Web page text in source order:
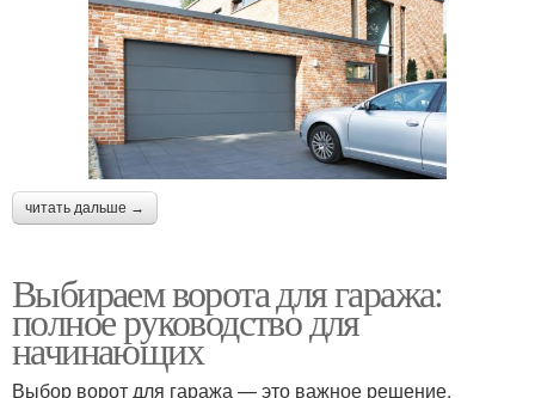
читать дальше →
Выбираем ворота для гаража:
полное руководство для
начинающих
Выбор ворот для гаража — это важное решение,